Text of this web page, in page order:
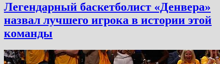
Легендарный баскетболист «Денвера»
назвал лучшего игрока в истории этой
команды